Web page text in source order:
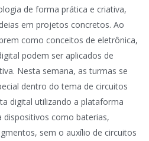
de forma prática e criativa,
em projetos concretos. Ao
como conceitos de eletrônica,
podem ser aplicados de
Nesta semana, as turmas se
dentro do tema de circuitos
digital utilizando a plataforma
dispositivos como baterias,
sem o auxílio de circuitos